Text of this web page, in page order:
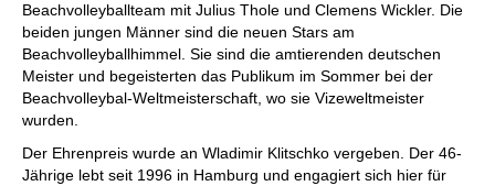
Beachvolleyballteam mit Julius Thole und Clemens Wickler. Die
beiden jungen Männer sind die neuen Stars am
Beachvolleyballhimmel. Sie sind die amtierenden deutschen
Meister und begeisterten das Publikum im Sommer bei der
Beachvolleybal-Weltmeisterschaft, wo sie Vizeweltmeister
wurden.
Der Ehrenpreis wurde an Wladimir Klitschko vergeben. Der 46-
Jährige lebt seit 1996 in Hamburg und engagiert sich hier für